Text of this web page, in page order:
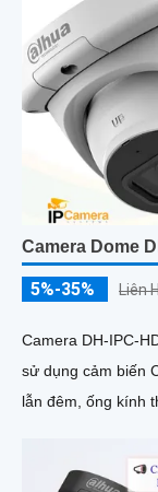
Camera Dome
5%-35% Liên
Camera DH-IPC-
sử dụng cảm biến
lẫn đêm, ống kính